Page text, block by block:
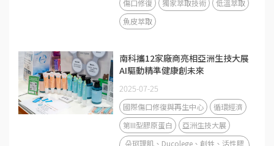
傷口修復
獨家萃取技術
低溫萃取
魚皮萃取
南科攜12家廠商亮相亞洲生技大展
AI驅動精準健康創未來
2025-07-25
國際傷口修復與再生中心
循環經濟
第III型膠原蛋白
亞洲生技大展
朵珂理肌、Ducolege、創甡、活性膠